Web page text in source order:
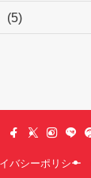
バシーポリシー